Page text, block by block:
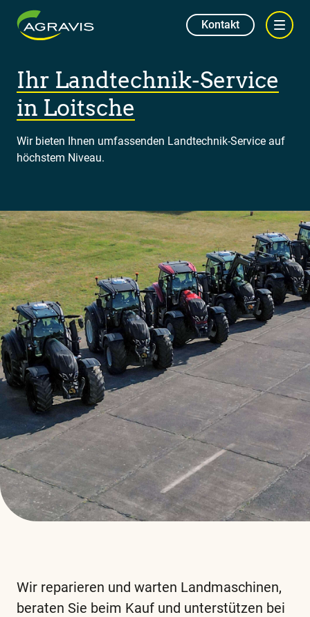
Kontakt
Ihr Landtechnik-Service
in Loitsche
Wir bieten Ihnen umfassenden Landtechnik-Service auf
höchstem Niveau.
Wir reparieren und warten Landmaschinen,
beraten Sie beim Kauf und unterstützen bei